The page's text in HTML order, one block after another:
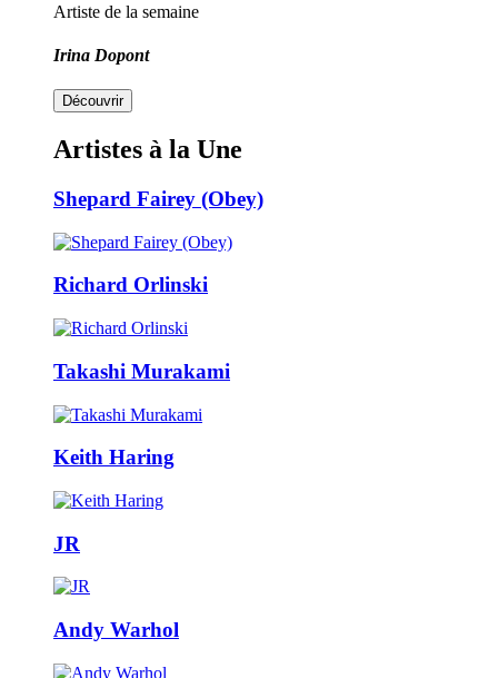
Artiste de la semaine
Irina Dopont
Découvrir
Artistes à la Une
Shepard Fairey (Obey)
Richard Orlinski
Takashi Murakami
Keith Haring
JR
Andy Warhol